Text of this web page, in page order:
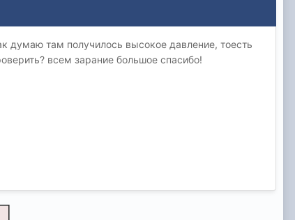
думаю там получилось высокое давление, тоесть
всем зарание большое спасибо!